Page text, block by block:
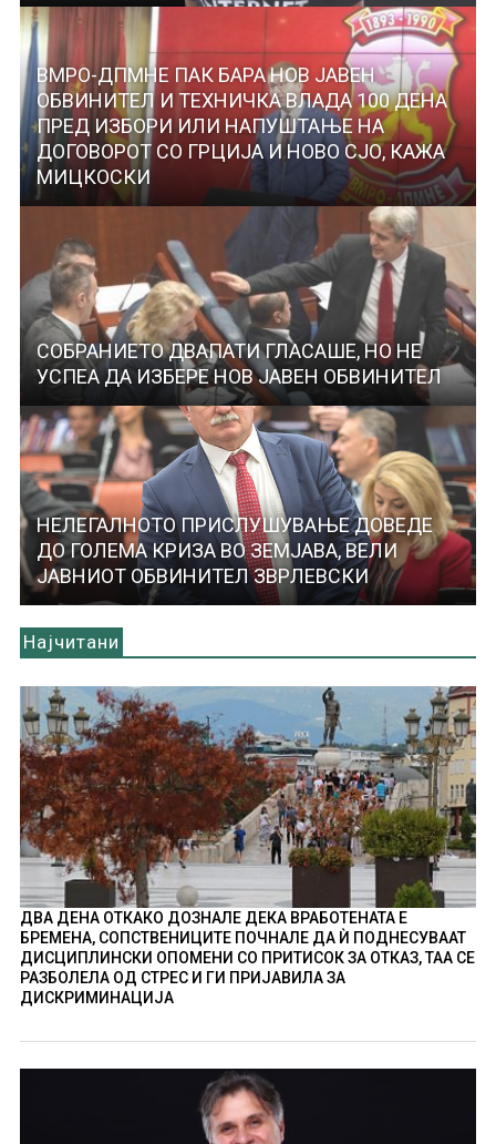
ВМРО-ДПМНЕ ПАК БАРА НОВ ЈАВЕН
ОБВИНИТЕЛ И ТЕХНИЧКА ВЛАДА 100 ДЕНА
ПРЕД ИЗБОРИ ИЛИ НАПУШТАЊЕ НА
ДОГОВОРОТ СО ГРЦИЈА И НОВО СЈО, КАЖА
МИЦКОСКИ
СОБРАНИЕТО ДВАПАТИ ГЛАСАШЕ, НО НЕ
УСПЕА ДА ИЗБЕРЕ НОВ ЈАВЕН ОБВИНИТЕЛ
НЕЛЕГАЛНОТО ПРИСЛУШУВАЊЕ ДОВЕДЕ
ДО ГОЛЕМА КРИЗА ВО ЗЕМЈАВА, ВЕЛИ
ЈАВНИОТ ОБВИНИТЕЛ ЗВРЛЕВСКИ
Најчитани
ДВА ДЕНА ОТКАКО ДОЗНАЛЕ ДЕКА ВРАБОТЕНАТА Е
БРЕМЕНА, СОПСТВЕНИЦИТЕ ПОЧНАЛЕ ДА Ѝ ПОДНЕСУВААТ
ДИСЦИПЛИНСКИ ОПОМЕНИ СО ПРИТИСОК ЗА ОТКАЗ, ТАА СЕ
РАЗБОЛЕЛА ОД СТРЕС И ГИ ПРИЈАВИЛА ЗА
ДИСКРИМИНАЦИЈА